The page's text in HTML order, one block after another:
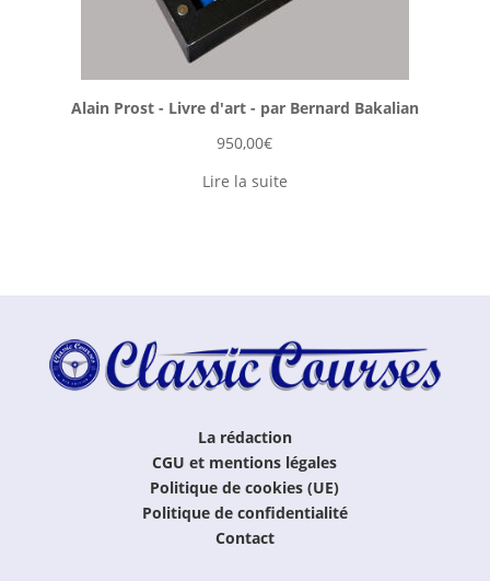
Alain Prost - Livre d'art - par Bernard Bakalian
950,00€
Lire la suite
La rédaction
CGU et mentions légales
Politique de cookies (UE)
Politique de confidentialité
Contact